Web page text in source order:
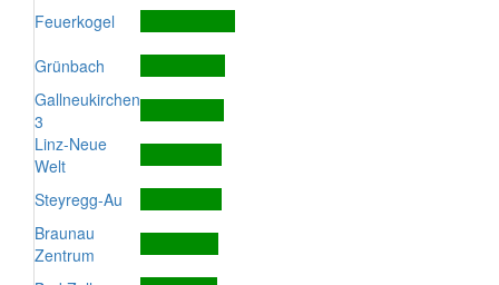
Feuerkogel
Grünbach
Gallneukirchen
3
Linz-Neue
Welt
Steyregg-Au
Braunau
Zentrum